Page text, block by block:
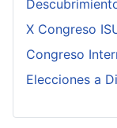
X Congreso
Congreso
Elecciones a